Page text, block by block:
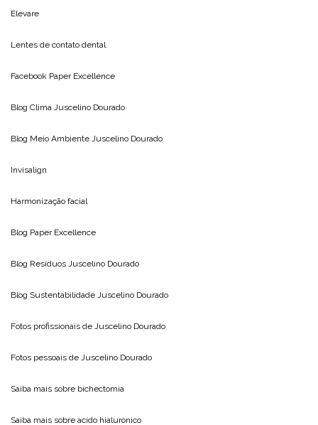
Elevare
Lentes de contato dental
Facebook Paper Excellence
Blog Clima Juscelino Dourado
Blog Meio Ambiente Juscelino Dourado
Invisalign
Harmonização facial
Blog Paper Excellence
Blog Resíduos Juscelino Dourado
Blog Sustentabilidade Juscelino Dourado
Fotos profissionais de Juscelino Dourado
Fotos pessoais de Juscelino Dourado
Saiba mais sobre bichectomia
Saiba mais sobre acido hialuronico